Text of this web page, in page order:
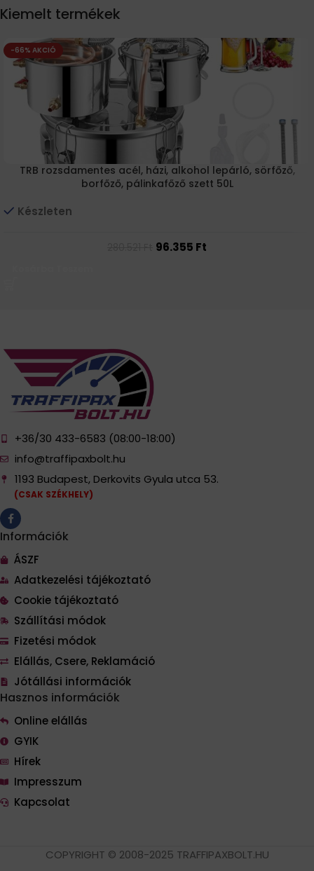
Kiemelt termékek
-66% AKCIÓ
TRB rozsdamentes acél, házi, alkohol lepárló, sörfőző,
borfőző, pálinkafőző szett 50L
Készleten
96.355 Ft
+36/30 433-6583 (08:00-18:00)
info@traffipaxbolt.hu
1193 Budapest, Derkovits Gyula utca 53.
(CSAK SZÉKHELY)
Információk
ÁSZF
Adatkezelési tájékoztató
Cookie tájékoztató
Szállítási módok
Fizetési módok
Elállás, Csere, Reklamáció
Jótállási információk
Hasznos információk
Online elállás
GYIK
Hírek
Impresszum
Kapcsolat
COPYRIGHT © 2008-2025 TRAFFIPAXBOLT.HU